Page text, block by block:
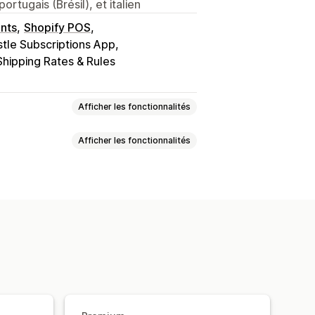
(Brésil), et italien
Shopify POS
Subscriptions App
Rates & Rules
Afficher les fonctionnalités
Afficher les fonctionnalités